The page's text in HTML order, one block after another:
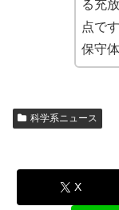
る充
点で
保守
科学系ニュース
X